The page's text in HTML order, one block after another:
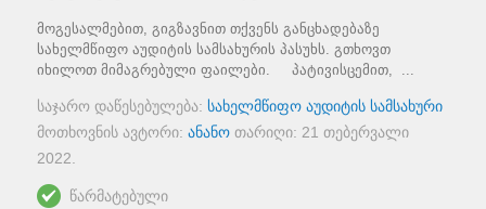
მოგესალმებით, გიგზავნით თქვენს განცხადებაზე
სახელმწიფო აუდიტის სამსახურის პასუხს. გთხოვთ
იხილოთ მიმაგრებული ფაილები. პატივისცემით, ...
საჯარო დაწესებულება: სახელმწიფო აუდიტის სამსახური
მოთხოვნის ავტორი: ანანო თარიღი: 21 თებერვალი
2022
წარმატებული